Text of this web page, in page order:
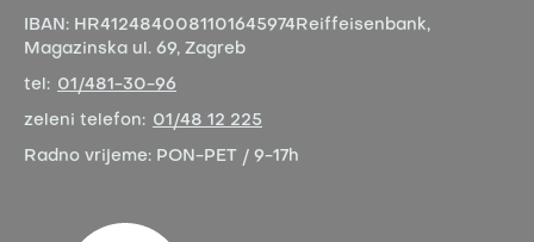
IBAN: HR4124840081101645974 Reiffeisenbank,
Magazinska ul. 69, Zagreb
tel: 01/481-30-96
zeleni telefon: 01/48 12 225
Radno vrijeme: PON-PET / 9-17h